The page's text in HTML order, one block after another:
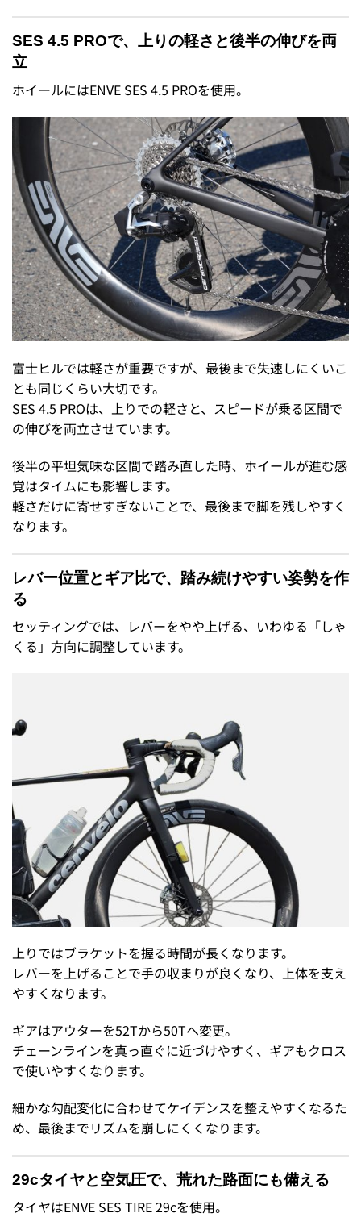
SES 4.5 PROで、上りの軽さと後半の伸びを両
立
ホイールにはENVE SES 4.5 PROを使用。
富士ヒルでは軽さが重要ですが、最後まで失速しにくいこ
とも同じくらい大切です。
SES 4.5 PROは、上りでの軽さと、スピードが乗る区間で
の伸びを両立させています。
後半の平坦気味な区間で踏み直した時、ホイールが進む感
覚はタイムにも影響します。
軽さだけに寄せすぎないことで、最後まで脚を残しやすく
なります。
レバー位置とギア比で、踏み続けやすい姿勢を作
る
セッティングでは、レバーをやや上げる、いわゆる「しゃ
くる」方向に調整しています。
上りではブラケットを握る時間が長くなります。
レバーを上げることで手の収まりが良くなり、上体を支え
やすくなります。
ギアはアウターを52Tから50Tへ変更。
チェーンラインを真っ直ぐに近づけやすく、ギアもクロス
で使いやすくなります。
細かな勾配変化に合わせてケイデンスを整えやすくなるた
め、最後までリズムを崩しにくくなります。
29cタイヤと空気圧で、荒れた路面にも備える
タイヤはENVE SES TIRE 29cを使用。